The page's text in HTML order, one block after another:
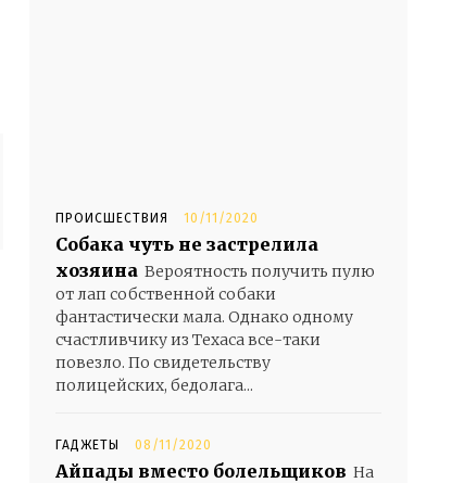
ПРОИСШЕСТВИЯ 10/11/2020
Собака чуть не застрелила
хозяина Вероятность получить пулю
от лап собственной собаки
фантастически мала. Однако одному
счастливчику из Техаса все-таки
повезло. По свидетельству
полицейских, бедолага...
ГАДЖЕТЫ 08/11/2020
Айпады вместо болельщиков На